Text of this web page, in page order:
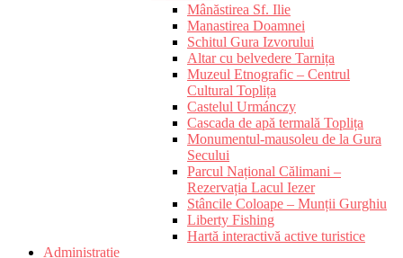
Mânăstirea Sf. Ilie
Manastirea Doamnei
Schitul Gura Izvorului
Altar cu belvedere Tarnița
Muzeul Etnografic – Centrul
Cultural Toplița
Castelul Urmánczy
Cascada de apă termală Toplița
Monumentul-mausoleu de la Gura
Secului
Parcul Național Călimani –
Rezervația Lacul Iezer
Stâncile Coloape – Munții Gurghiu
Liberty Fishing
Hartă interactivă active turistice
Administrație